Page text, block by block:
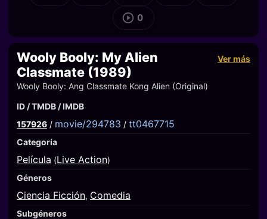
0
Wooly Booly: My Alien
Classmate (1989)
Ver más
Wooly Booly: Ang Classmate Kong Alien (Original)
ID / TMDB / IMDB
157926 / movie/294783 / tt0467715
Categoría
Película (Live Action)
Géneros
Ciencia Ficción, Comedia
Subgéneros